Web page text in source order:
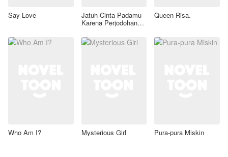
Say Love Jatuh Cinta Padamu
Karena Perjodohan
Awal)
Queen Risa.
Who Am I? Mysterious Girl Pura-pura Miskin